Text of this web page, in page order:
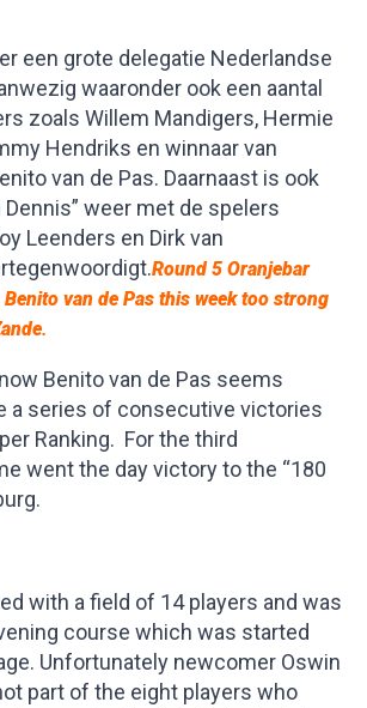
een grote delegatie Nederlandse
waaronder ook een aantal
zoals Willem Mandigers, Hermie
Hendriks en winnaar van
van de Pas. Daarnaast is ook
Dennis” weer met de spelers
Leenders en Dirk van
Round 5 Oranjebar
van de Pas this week too strong
.
Benito van de Pas seems
a series of consecutive victories
Ranking. For the third
went the day victory to the “180
with a field of 14 players and was
course which was started
Unfortunately newcomer Oswin
part of the eight players who